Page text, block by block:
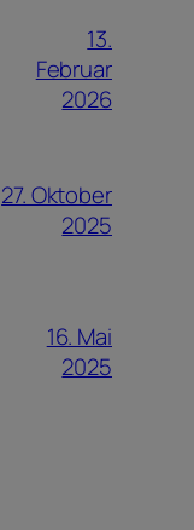
13.
Februar
2026
27. Oktober
2025
16. Mai
2025